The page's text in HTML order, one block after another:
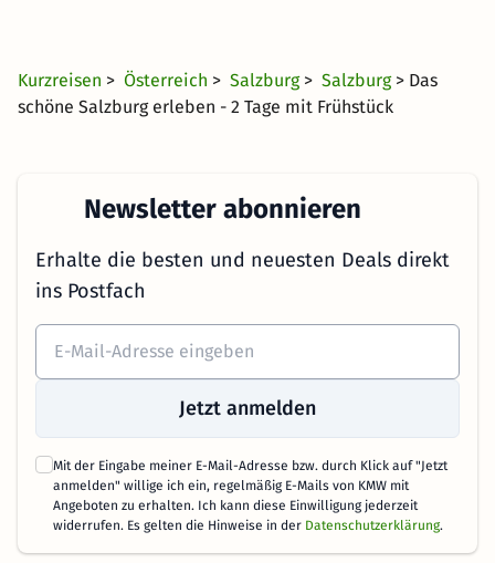
Kurzreisen > Österreich > Salzburg > Salzburg > Das
schöne Salzburg erleben - 2 Tage mit Frühstück
Newsletter abonnieren
Erhalte die besten und neuesten Deals direkt
ins Postfach
Jetzt anmelden
Mit der Eingabe meiner E-Mail-Adresse bzw. durch Klick auf "Jetzt
anmelden" willige ich ein, regelmäßig E-Mails von KMW mit
Angeboten zu erhalten. Ich kann diese Einwilligung jederzeit
widerrufen. Es gelten die Hinweise in der Datenschutzerklärung.